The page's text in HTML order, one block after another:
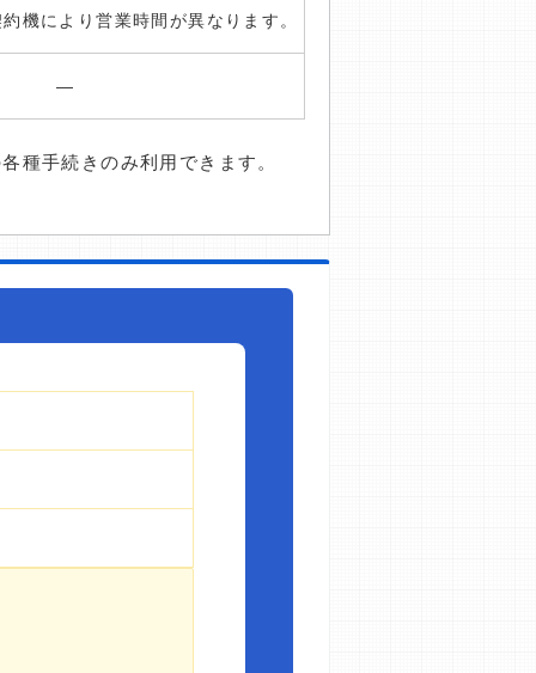
機により営業時間が異なります。
―
種手続きのみ利用できます。